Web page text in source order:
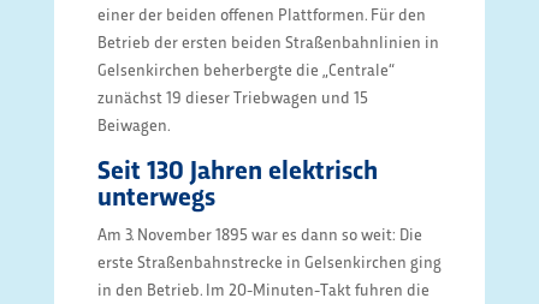
einer der beiden offenen Plattformen. Für den
Betrieb der ersten beiden Straßenbahnlinien in
Gelsenkirchen beherbergte die „Centrale“
zunächst 19 dieser Triebwagen und 15
Beiwagen.
Seit 130 Jahren elektrisch
unterwegs
Am 3. November 1895 war es dann so weit: Die
erste Straßenbahnstrecke in Gelsenkirchen ging
in den Betrieb. Im 20-Minuten-Takt fuhren die